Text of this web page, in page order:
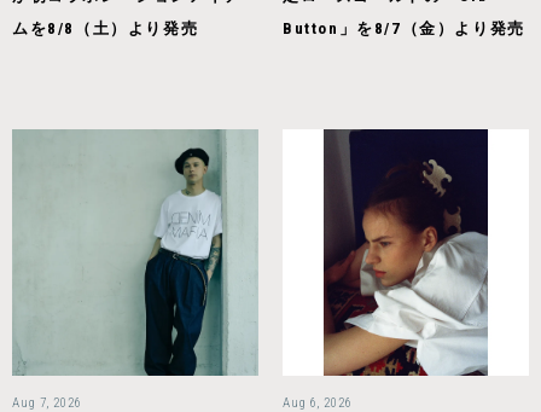
ムを8/8（土）より発売
Button」を8/7（金）より発売
Aug 7, 2026 Aug 6, 2026